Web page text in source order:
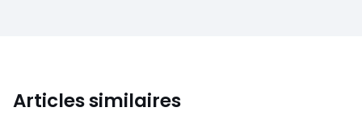
Articles similaires